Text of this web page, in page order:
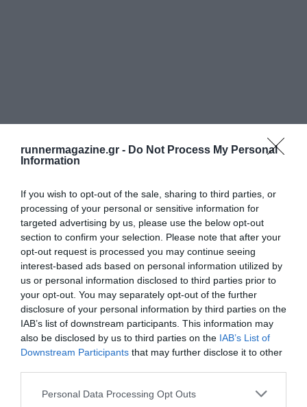
runnermagazine.gr - Do Not Process My Personal
Information
If you wish to opt-out of the sale, sharing to third parties, or
processing of your personal or sensitive information for
targeted advertising by us, please use the below opt-out
section to confirm your selection. Please note that after your
opt-out request is processed you may continue seeing
interest-based ads based on personal information utilized by
us or personal information disclosed to third parties prior to
your opt-out. You may separately opt-out of the further
disclosure of your personal information by third parties on the
IAB’s list of downstream participants. This information may
also be disclosed by us to third parties on the IAB’s List of
Downstream Participants that may further disclose it to other
Personal Data Processing Opt Outs